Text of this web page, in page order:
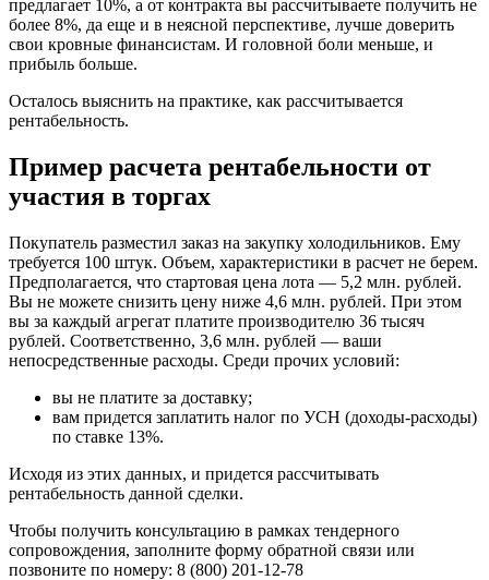
предлагает 10%, а от контракта вы рассчитываете получить не
более 8%, да еще и в неясной перспективе, лучше доверить
свои кровные финансистам. И головной боли меньше, и
прибыль больше.
Осталось выяснить на практике, как рассчитывается
рентабельность.
Пример расчета рентабельности от
участия в торгах
Покупатель разместил заказ на закупку холодильников. Ему
требуется 100 штук. Объем, характеристики в расчет не берем.
Предполагается, что стартовая цена лота — 5,2 млн. рублей.
Вы не можете снизить цену ниже 4,6 млн. рублей. При этом
вы за каждый агрегат платите производителю 36 тысяч
рублей. Соответственно, 3,6 млн. рублей — ваши
непосредственные расходы. Среди прочих условий:
вы не платите за доставку;
вам придется заплатить налог по УСН (доходы-расходы)
по ставке 13%.
Исходя из этих данных, и придется рассчитывать
рентабельность данной сделки.
Чтобы получить консультацию в рамках тендерного
сопровождения, заполните форму обратной связи или
позвоните по номеру: 8 (800) 201-12-78